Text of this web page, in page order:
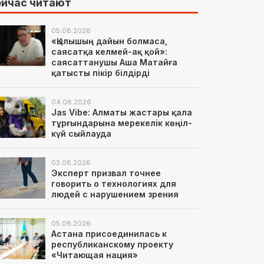
05.08.2026
«Қылышың дайын болмаса,
саясатқа келмей-ақ қой»:
саясаттанушы Аша Матайға
қатысты пікір білдірді
04.08.2026
Jas Vibe: Алматы жастары қала
тұрғындарына мерекелік көңіл-
күй сыйлауда
03.08.2026
Эксперт призвал точнее
говорить о технологиях для
людей с нарушением зрения
05.08.2026
Астана присоединилась к
республиканскому проекту
«Читающая нация»